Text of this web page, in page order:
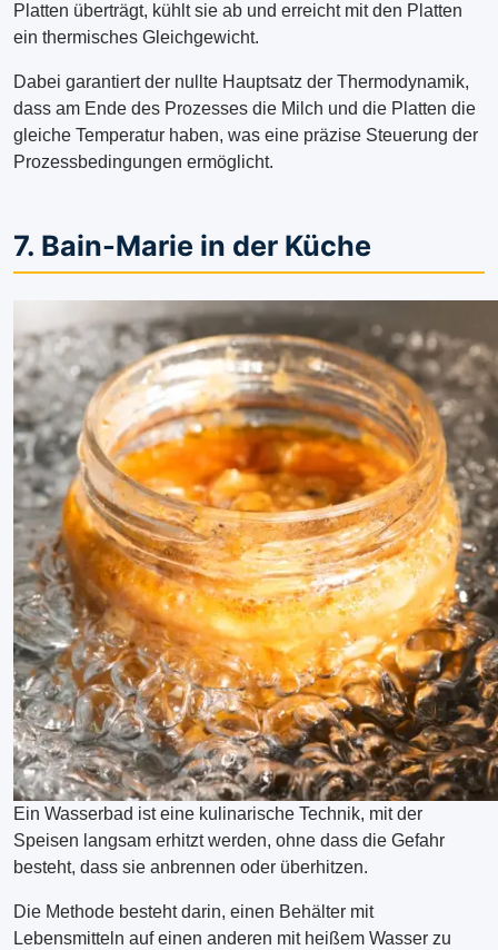
Platten überträgt, kühlt sie ab und erreicht mit den Platten
ein thermisches Gleichgewicht.
Dabei garantiert der nullte Hauptsatz der Thermodynamik,
dass am Ende des Prozesses die Milch und die Platten die
gleiche Temperatur haben, was eine präzise Steuerung der
Prozessbedingungen ermöglicht.
7. Bain-Marie in der Küche
Ein Wasserbad ist eine kulinarische Technik, mit der
Speisen langsam erhitzt werden, ohne dass die Gefahr
besteht, dass sie anbrennen oder überhitzen.
Die Methode besteht darin, einen Behälter mit
Lebensmitteln auf einen anderen mit heißem Wasser zu